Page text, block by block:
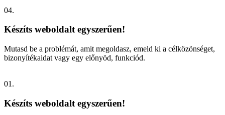
04.
Készíts weboldalt egyszerűen!
Mutasd be a problémát, amit megoldasz, emeld ki a célközönséget,
bizonyítékaidat vagy egy előnyöd, funkciód.
01.
Készíts weboldalt egyszerűen!